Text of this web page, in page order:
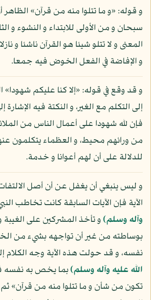
و قوله: «و ما تتلوا منه من قرآن» الظاهر
سبحان و من الأولى للابتداء و النشوء و
المعنى و لا تتلو شيئا هو القرآن ناشئا و
و الإفاضة في الفعل الخوض فيه جمعا.
و قد وقع في قوله: «إلا كنا عليكم شهودا»
إلى التكلم مع الغير، و النكتة فيه الإشارة
فإن لله شهودا على أعمال الناس من
من ورائهم محيط، و العظماء يتكلمون
للدلالة على أن لهم أعوانا و خدمة.
و ليس ينبغي أن يغفل عن أن أصل
الآية فإن الآيات السابقة كانت تخاطب
وآله وسلم)و تأخذ المشركين على
بوساطته من غير أن تواجهه بشيء من
نفسه، و قد حولت هذه الآية وجه الكلام
الله عليه وآله وسلم)بما يخص به نفسه
تكون من شأن و ما تتلوا منه من قرآن»